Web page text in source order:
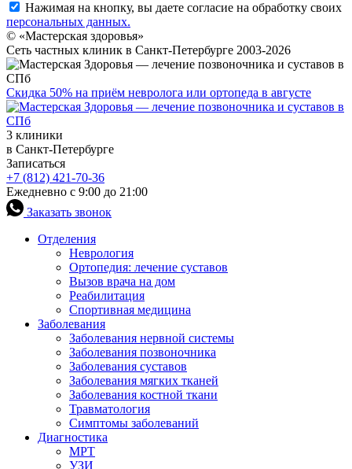
Нажимая на кнопку, вы даете согласие на обработку своих
персональных данных.
© «Мастерская здоровья»
Сеть частных клиник в Санкт-Петербурге 2003-2026
Скидка 50% на приём невролога или ортопеда в августе
3 клиники
в Санкт-Петербурге
Записаться
+7 (812) 421-70-36
Ежедневно с 9:00 до 21:00
Заказать звонок
Отделения
Неврология
Ортопедия: лечение суставов
Вызов врача на дом
Реабилитация
Спортивная медицина
Заболевания
Заболевания нервной системы
Заболевания позвоночника
Заболевания суставов
Заболевания мягких тканей
Заболевания костной ткани
Травматология
Симптомы заболеваний
Диагностика
МРТ
УЗИ